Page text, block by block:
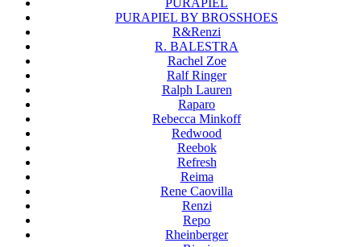
PURAPIEL BY BROSSHOES
R&Renzi
R. BALESTRA
Rachel Zoe
Ralf Ringer
Ralph Lauren
Raparo
Rebecca Minkoff
Redwood
Reebok
Refresh
Reima
Rene Caovilla
Renzi
Repo
Rheinberger